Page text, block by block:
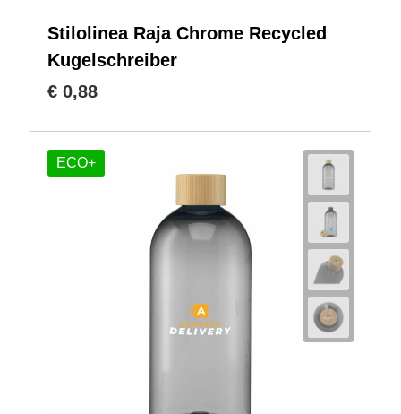
Stilolinea Raja Chrome Recycled
Kugelschreiber
€ 0,88
ECO+